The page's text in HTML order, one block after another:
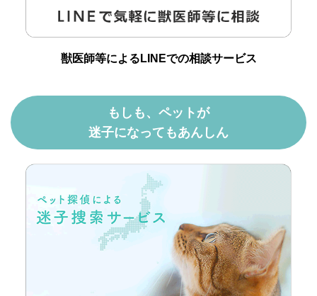
獣医師等によるLINEでの相談サービス
もしも、ペットが
迷子になってもあんしん